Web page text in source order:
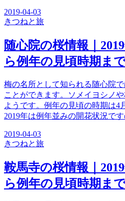
2019-04-03
きつねと旅
随心院の桜情報｜
ら例年の見頃時期ま
梅の名所として知られる随心院
ことができます。ソメイヨシノ
ようです。例年の見頃の時期は4
2019年は例年並みの開花状況で
2019-04-03
きつねと旅
鞍馬寺の桜情報｜
ら例年の見頃時期ま